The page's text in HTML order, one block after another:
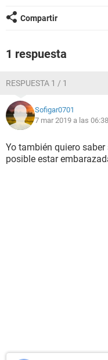
Compartir
1 respuesta
RESPUESTA 1 / 1
Sofigar0701
7 mar 2019 a las 06:38
Yo también quiero
posible estar